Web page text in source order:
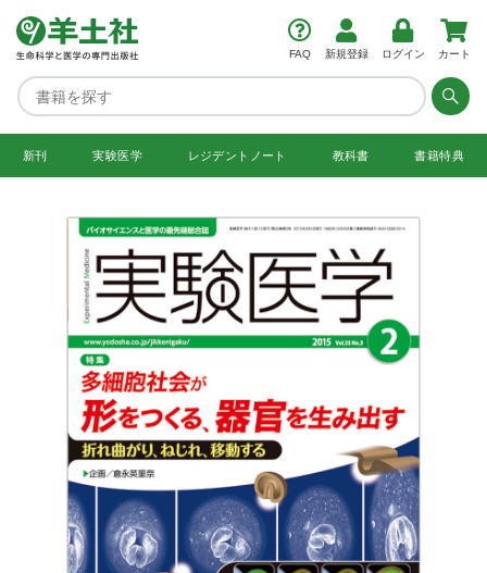
FAQ 新規登録 ログイン カート
新刊 実験医学 レジデント ノート 教科書 書籍特典